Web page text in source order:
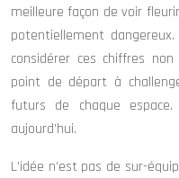
meilleure façon de voir
potentiellement
considérer ces chiffres
point de départ à
futurs de chaque
aujourd’hui.
L’idée n’est pas de sur-